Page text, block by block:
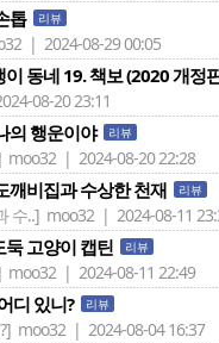
톱 리뷰
| 2024-08-29 00:05
동네 19. 책보 (2020 개정
08-20 23:11
의 행운이야 리뷰
moo32 | 2024-08-20 22:28
깨비집과 수상한 천재 리뷰
수..] moo32 | 2024-08-11
고양이 캡틴 리뷰
moo32 | 2024-08-11 22:49
디 있니? 리뷰
moo32 | 2024-08-04 16:37